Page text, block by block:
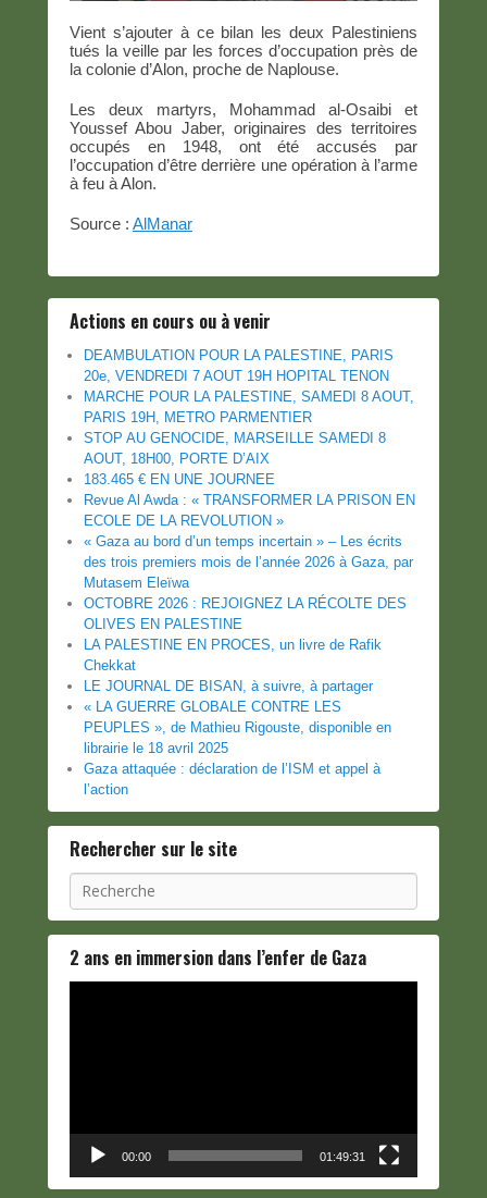
Vient s’ajouter à ce bilan les deux Palestiniens
tués la veille par les forces d’occupation près de
la colonie d’Alon, proche de Naplouse.
Les deux martyrs, Mohammad al-Osaibi et
Youssef Abou Jaber, originaires des territoires
occupés en 1948, ont été accusés par
l’occupation d’être derrière une opération à l’arme
à feu à Alon.
Source : AlManar
Actions en cours ou à venir
DEAMBULATION POUR LA PALESTINE, PARIS
20e, VENDREDI 7 AOUT 19H HOPITAL TENON
MARCHE POUR LA PALESTINE, SAMEDI 8 AOUT,
PARIS 19H, METRO PARMENTIER
STOP AU GENOCIDE, MARSEILLE SAMEDI 8
AOUT, 18H00, PORTE D’AIX
183.465 € EN UNE JOURNEE
Revue Al Awda : « TRANSFORMER LA PRISON EN
ECOLE DE LA REVOLUTION »
« Gaza au bord d’un temps incertain » – Les écrits
des trois premiers mois de l’année 2026 à Gaza, par
Mutasem Eleïwa
OCTOBRE 2026 : REJOIGNEZ LA RÉCOLTE DES
OLIVES EN PALESTINE
LA PALESTINE EN PROCES, un livre de Rafik
Chekkat
LE JOURNAL DE BISAN, à suivre, à partager
« LA GUERRE GLOBALE CONTRE LES
PEUPLES », de Mathieu Rigouste, disponible en
librairie le 18 avril 2025
Gaza attaquée : déclaration de l’ISM et appel à
l’action
Rechercher sur le site
Recherche
2 ans en immersion dans l’enfer de Gaza
00:00 01:49:31